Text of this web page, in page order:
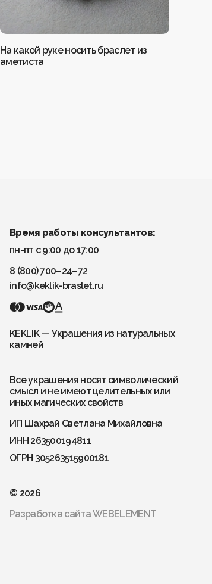
На какой руке носить браслет из
аметиста
Время работы консультантов:
пн-пт с 9:00 до 17:00
8 (800) 700–24–72
info@keklik-braslet.ru
KEKLIK — Украшения из натуральных
камней
Все украшения носят символический
смысл и не имеют целительных или
иных магических свойств
ИП Шахрай Светлана Михайловна
ИНН 263500194811
ОГРН 305263515900181
© 2026
Разработка сайтаWEBELEMENT